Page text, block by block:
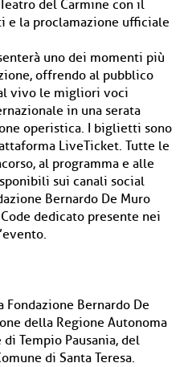
del Carmine con il
e la proclamazione ufficiale
uno dei momenti più
offrendo al pubblico
vivo le migliori voci
in una serata
operistica. I biglietti sono
LiveTicket. Tutte le
al programma e alle
sui canali social
Bernardo De Muro
dedicato presente nei
Fondazione Bernardo De
della Regione Autonoma
Tempio Pausania, del
di Santa Teresa.